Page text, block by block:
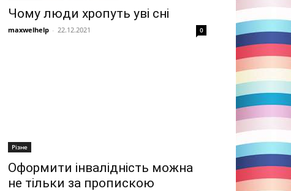
Чому люди хропуть уві сні
maxwelhelp - 22.12.2021 0
Різне
Оформити інвалідність можна
не тільки за пропискою